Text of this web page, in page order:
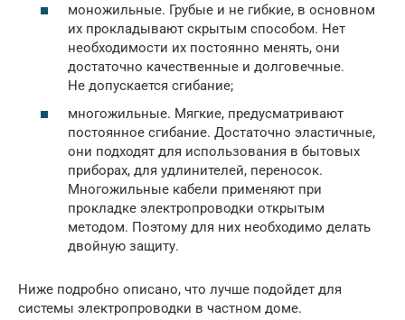
моножильные. Грубые и не гибкие, в основном
их прокладывают скрытым способом. Нет
необходимости их постоянно менять, они
достаточно качественные и долговечные.
Не допускается сгибание;
многожильные. Мягкие, предусматривают
постоянное сгибание. Достаточно эластичные,
они подходят для использования в бытовых
приборах, для удлинителей, переносок.
Многожильные кабели применяют при
прокладке электропроводки открытым
методом. Поэтому для них необходимо делать
двойную защиту.
Ниже подробно описано, что лучше подойдет для
системы электропроводки в частном доме.